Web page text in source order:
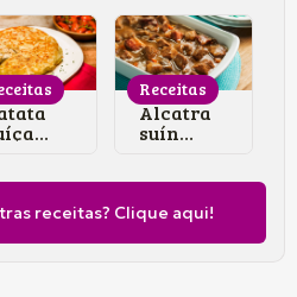
Receitas
Alcatra
suína
receitas? Clique aqui!